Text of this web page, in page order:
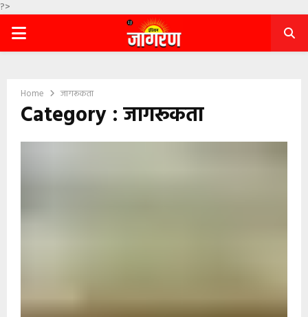
?>
PRIMARY
Home जागरूकता
Category : जागरूकता